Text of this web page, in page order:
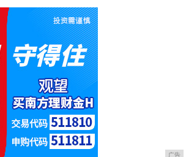
广告